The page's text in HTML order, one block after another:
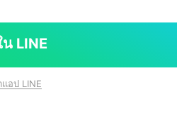
น LINE
อป LINE